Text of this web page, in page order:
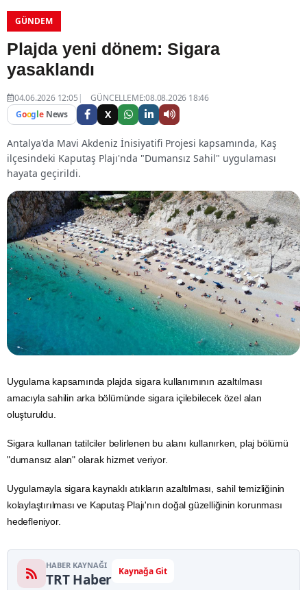
GÜNDEM
Plajda yeni dönem: Sigara
yasaklandı
04.06.2026 12:05
GÜNCELLEME:08.08.2026 18:46
Google News X
Antalya'da Mavi Akdeniz İnisiyatifi Projesi kapsamında, Kaş
ilçesindeki Kaputaş Plajı'nda "Dumansız Sahil" uygulaması
hayata geçirildi.
Uygulama kapsamında plajda sigarakullanımının azaltılması
amacıyla sahilin arka bölümünde sigara içilebilecek özel alan
oluşturuldu.
Sigara kullanan tatilciler belirlenen bu alanı kullanırken, plaj bölümü
"dumansız alan" olarak hizmet veriyor.
Uygulamayla sigara kaynaklı atıkların azaltılması, sahiltemizliğinin
kolaylaştırılması ve Kaputaş Plajı'nın doğal güzelliğinin korunması
hedefleniyor.
HABER KAYNAĞI
TRT Haber Kaynağa Git